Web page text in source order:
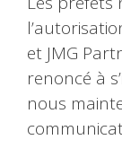
et JMG
renoncé à
nous